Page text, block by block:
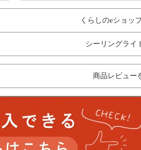
くらしのeショッ
シーリングライ
商品レビュー